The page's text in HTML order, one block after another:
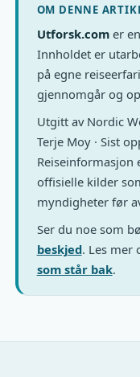
OM DENNE
Utforsk.comer
Innholdet er
på egne
gjennomgår og
Utgitt av Nordic
Terje Moy · Sist
Reiseinformasjon
offisielle kilder
myndigheter før
Ser du noe som
beskjed. Les mer
som står bak.